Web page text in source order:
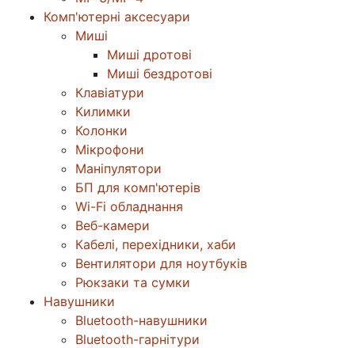
Комп'ютерні аксесуари
Миші
Миші дротові
Миші бездротові
Клавіатури
Килимки
Колонки
Мікрофони
Маніпулятори
БП для комп'ютерів
Wi-Fi обладнання
Веб-камери
Кабелі, перехідники, хаби
Вентилятори для ноутбуків
Рюкзаки та сумки
Навушники
Bluetooth-навушники
Bluetooth-гарнітури